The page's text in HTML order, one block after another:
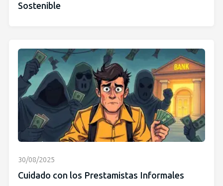
Sostenible
30/08/2025
Cuidado con los Prestamistas Informales